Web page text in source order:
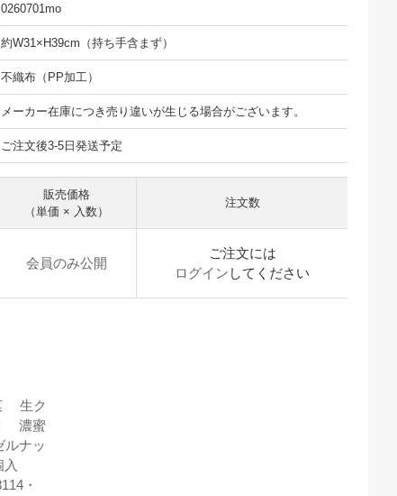
0260701mo
約W31×H39cm（持ち手含まず）
不織布（PP加工）
メーカー在庫につき売り違いが生じる場合がございます。
ご注文後3-5日発送予定
販売価格
（単価 × 入数）
注文数
会員のみ公開
ご注文には
ログイン してください